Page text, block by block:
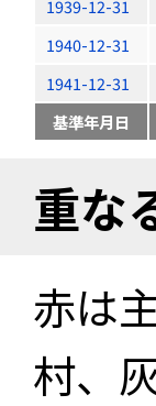
1939-12-31
1940-12-31
1941-12-31
基準年月日
重な
赤は
村、